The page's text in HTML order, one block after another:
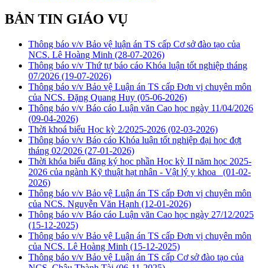
BẢN TIN GIÁO VỤ
Thông báo v/v Bảo vệ luận án TS cấp Cơ sở đào tạo của
NCS. Lê Hoàng Minh (28-07-2026)
Thông báo v/v Thứ tự báo cáo Khóa luận tốt nghiệp tháng
07/2026 (19-07-2026)
Thông báo v/v Bảo vệ Luận án TS cấp Đơn vị chuyên môn
của NCS. Đặng Quang Huy (05-06-2026)
Thông báo v/v Báo cáo Luận văn Cao học ngày 11/04/2026
(09-04-2026)
Thời khoá biểu Học kỳ 2/2025-2026 (02-03-2026)
Thông báo v/v Báo cáo Khóa luận tốt nghiệp đại học đợt
tháng 02/2026 (27-01-2026)
Thời khóa biểu đăng ký học phần Học kỳ II năm học 2025-
2026 của ngành Kỹ thuật hạt nhân - Vật lý y khoa (01-02-
2026)
Thông báo v/v Bảo vệ Luận án TS cấp Đơn vị chuyên môn
của NCS. Nguyễn Văn Hạnh (12-01-2026)
Thông báo v/v Báo cáo Luận văn Cao học ngày 27/12/2025
(15-12-2025)
Thông báo v/v Bảo vệ Luận án TS cấp Đơn vị chuyên môn
của NCS. Lê Hoàng Minh (15-12-2025)
Thông báo v/v Bảo vệ Luận án TS cấp Cơ sở đào tạo của